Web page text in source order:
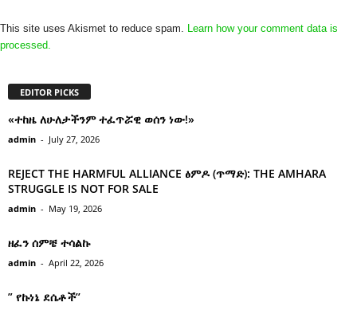
This site uses Akismet to reduce spam. Learn how your comment data is
processed.
EDITOR PICKS
«ተከዜ ለሁለታችንም ተፈጥሯዊ ወሰን ነው!»
admin - July 27, 2026
REJECT THE HARMFUL ALLIANCE ፅምዶ (ጥማድ): THE AMHARA
STRUGGLE IS NOT FOR SALE
admin - May 19, 2026
ዘፈን ሰምቼ ተሳልኩ
admin - April 22, 2026
” የኩነኔ ደሴቶች’’